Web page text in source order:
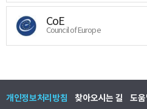
CoE
Council of Europe
개인정보처리방침 찾아오시는 길 도